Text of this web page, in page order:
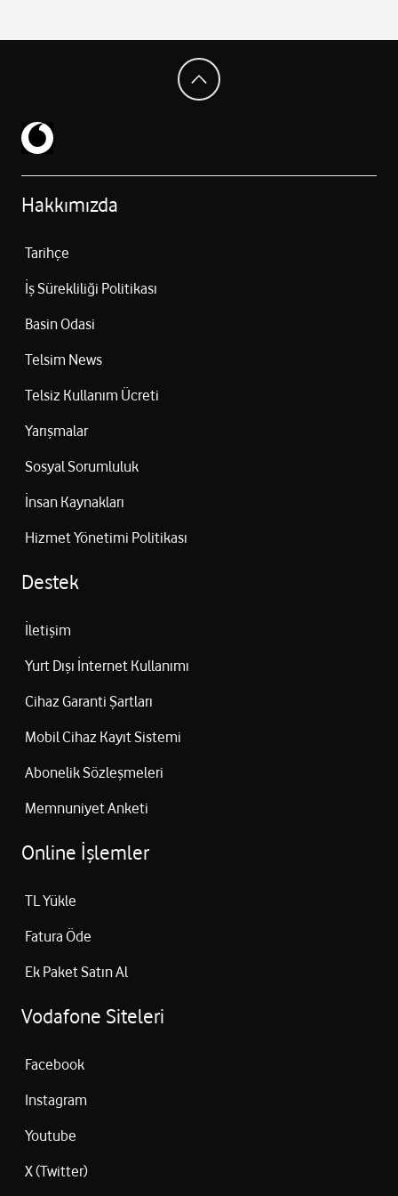
Hakkımızda
Tarihçe
İş Sürekliliği Politikası
Basin Odasi
Telsim News
Telsiz Kullanım Ücreti
Yarışmalar
Sosyal Sorumluluk
İnsan Kaynakları
Hizmet Yönetimi Politikası
Destek
İletişim
Yurt Dışı İnternet Kullanımı
Cihaz Garanti Şartları
Mobil Cihaz Kayıt Sistemi
Abonelik Sözleşmeleri
Memnuniyet Anketi
Online İşlemler
TL Yükle
Fatura Öde
Ek Paket Satın Al
Vodafone Siteleri
Facebook
Instagram
Youtube
X (Twitter)